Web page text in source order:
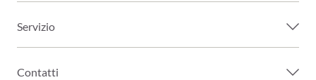
Servizio
Contatti